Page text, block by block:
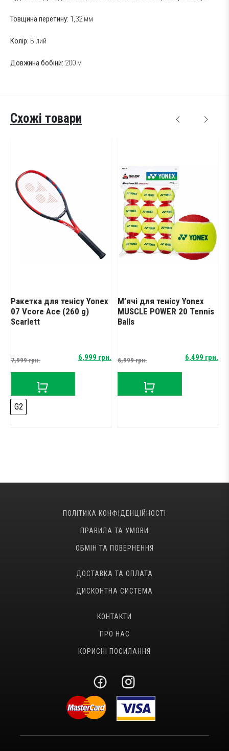
Товщина перетину: 1,32 мм
Колір: Білий
Довжина бобіни: 200 м
Схожі товари
Ракетка для тенісу Yonex
07 Vcore Ace (260 g)
Scarlett
7,999грн.Original
price
was:
6,999 грн.
Current
price
is:
G2
М’ячі для тенісу Yonex
MUSCLE POWER 20 Tennis
Balls
6,999грн.Original
price
was:
6,499 грн.
Current
price
is:
ПОЛІТИКА КОНФІДЕНЦІЙНОСТІ
ПРАВИЛА ТА УМОВИ
ОБМІН ТА ПОВЕРНЕННЯ
ДОСТАВКА ТА ОПЛАТА
ДИСКОНТНА СИСТЕМА
КОНТАКТИ
ПРО НАС
КОРИСНІ ПОСИЛАННЯ